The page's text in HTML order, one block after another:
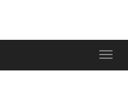
Toggle